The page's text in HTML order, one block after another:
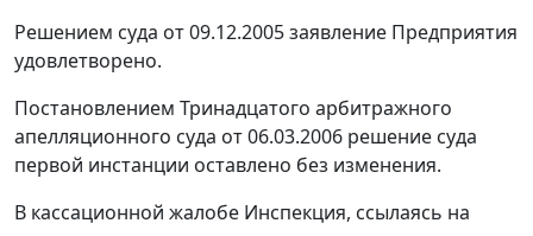
Решением суда от 09.12.2005 заявление Предприятия
удовлетворено.
Постановлением Тринадцатого арбитражного
апелляционного суда от 06.03.2006 решение суда
первой инстанции оставлено без изменения.
В кассационной жалобе Инспекция, ссылаясь на